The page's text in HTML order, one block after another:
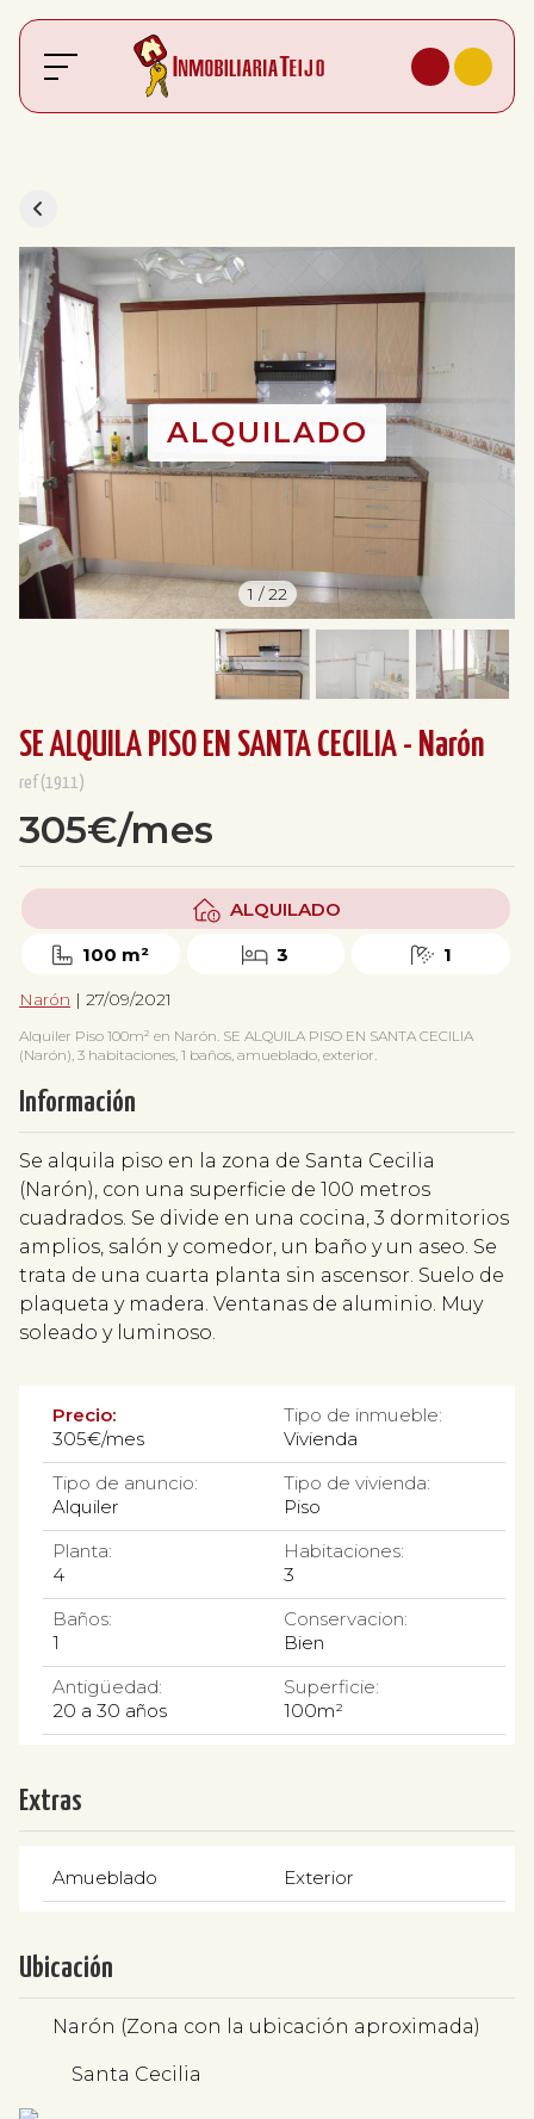
1 /22
SE ALQUILA PISO EN SANTA CECILIA - Narón
ref(1911)
305€/mes
ALQUILADO
100 m² 3 1
Narón | 27/09/2021
Alquiler Piso 100m² en Narón. SE ALQUILA PISO EN SANTA CECILIA
(Narón), 3 habitaciones, 1 baños, amueblado, exterior.
Información
Se alquila piso en la zona de Santa Cecilia
(Narón), con una superficie de 100 metros
cuadrados. Se divide en una cocina, 3 dormitorios
amplios, salón y comedor, un baño y un aseo. Se
trata de una cuarta planta sin ascensor. Suelo de
plaqueta y madera. Ventanas de aluminio. Muy
soleado y luminoso.
Precio:
305€/mes
Tipo de inmueble:
Vivienda
Tipo de anuncio:
Alquiler
Tipo de vivienda:
Piso
Planta:
4
Habitaciones:
3
Baños:
1
Conservacion:
Bien
Antigüedad:
20 a 30 años
Superficie:
100m²
Extras
Amueblado Exterior
Ubicación
Narón (Zona con la ubicación aproximada)
Santa Cecilia